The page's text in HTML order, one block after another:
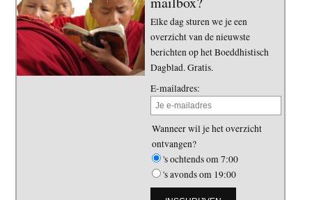
Elke dag sturen we je een
overzicht van de nieuwste
berichten op het Boeddhistisch
Dagblad. Gratis.
E-mailadres:
Wanneer wil je het overzicht
ontvangen?
's ochtends om 7:00
's avonds om 19:00